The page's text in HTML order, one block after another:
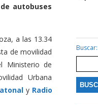
autobuses
a las 13.34
de movilidad
Ministerio de
Urbana
y Radio
Buscar: